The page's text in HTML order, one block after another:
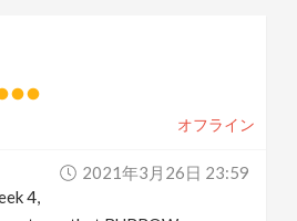
オフライン
2021年3月26日 23:59
4,